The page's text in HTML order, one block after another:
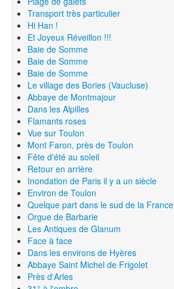
Transport très particulier
Hi Han !
Et Joyeux Réveillon !!!
Baie de Somme
Baie de Somme
Baie de Somme
Le village des Bories (Vaucluse)
Abbaye de Montmajour
Dans les Alpilles
Flamants roses
Vue sur Toulon
Mont Faron, près de Toulon
Fête d'été au soleil
Retour en arrière
Inondation de Paris il y a un siècle
Environ de Toulon
Quelque part dans le sud de la France
Orgue de Barbarie
Les Antiques de Glanum
Face à face
Dans les environs de Hyères
Abbaye Saint Michel de Frigolet
Près d'Arles